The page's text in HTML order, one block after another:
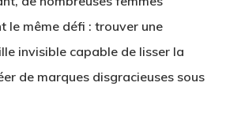
le même défi : trouver une
invisible capable de lisser la
de marques disgracieuses sous